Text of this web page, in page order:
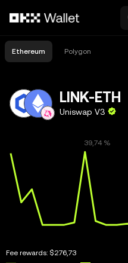
Ethereum Polygon
LINK-ETH
Uniswap V3
Fee rewards: $276,73